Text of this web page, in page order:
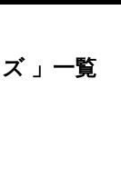
」一覧